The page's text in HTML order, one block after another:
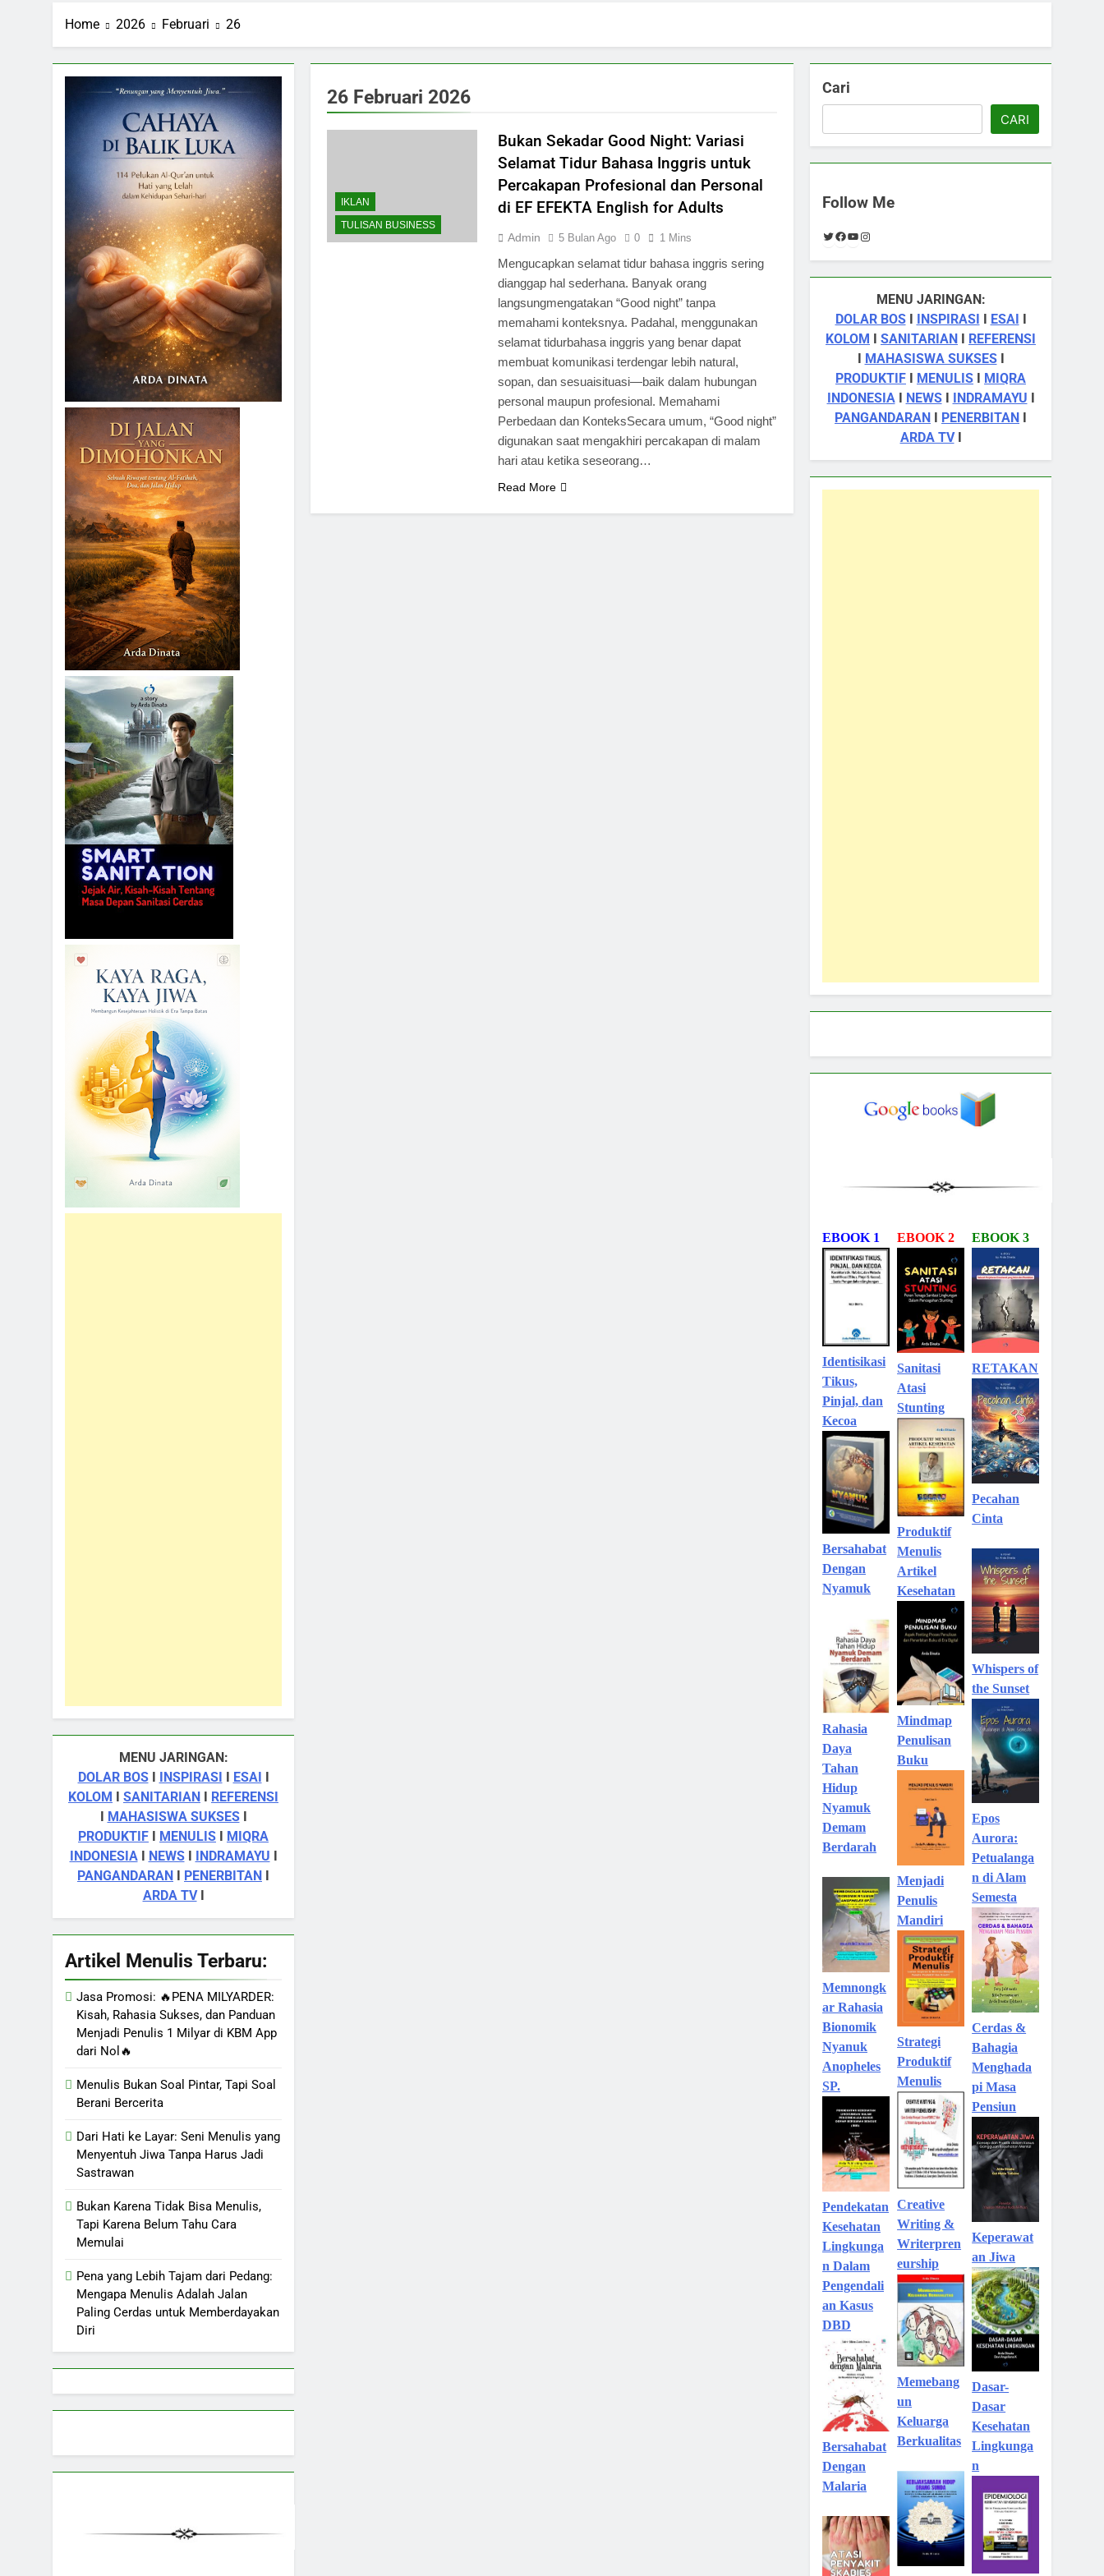
Home 2026 Februari 26
MENU JARINGAN:
DOLAR BOSIINSPIRASIIESAII
KOLOM I SANITARIAN I REFERENSI
IMAHASISWA SUKSESI
PRODUKTIF I MENULIS I MIQRA
INDONESIAINEWSIINDRAMAYUI
PANGANDARAN I PENERBITAN I
ARDA TVI
Artikel Menulis Terbaru:
Jasa Promosi: 🔥PENA MILYARDER:
Kisah, Rahasia Sukses, dan Panduan
Menjadi Penulis 1 Milyar di KBM App
dari Nol🔥
Menulis Bukan Soal Pintar, Tapi Soal
Berani Bercerita
Dari Hati ke Layar: Seni Menulis yang
Menyentuh Jiwa Tanpa Harus Jadi
Sastrawan
Bukan Karena Tidak Bisa Menulis,
Tapi Karena Belum Tahu Cara
Memulai
Pena yang Lebih Tajam dari Pedang:
Mengapa Menulis Adalah Jalan
Paling Cerdas untuk Memberdayakan
Diri
26 Februari 2026
IKLAN
TULISAN BUSINESS
Bukan Sekadar Good Night: Variasi
Selamat Tidur Bahasa Inggris untuk
Percakapan Profesional dan Personal
di EF EFEKTA English for Adults
Admin 5 Bulan Ago 0 1 Mins
Mengucapkan selamat tidur bahasa inggris sering
dianggap hal sederhana. Banyak orang
langsungmengatakan “Good night” tanpa
memahami konteksnya. Padahal, menggunakan
selamat tidurbahasa inggris yang benar dapat
membuat komunikasi terdengar lebih natural,
sopan, dan sesuaisituasi—baik dalam hubungan
personal maupun profesional. Memahami
Perbedaan dan KonteksSecara umum, “Good night”
digunakan saat mengakhiri percakapan di malam
hari atau ketika seseorang…
Read More
Cari
CARI
Follow Me
Twitter
Facebook
YouTube
MENU JARINGAN:
DOLAR BOSIINSPIRASIIESAII
KOLOM I SANITARIAN I REFERENSI
IMAHASISWA SUKSESI
PRODUKTIF I MENULIS I MIQRA
INDONESIAINEWSIINDRAMAYUI
PANGANDARAN I PENERBITAN I
ARDA TVI
EBOOK 1
Identisikasi
Tikus,
Pinjal, dan
Kecoa
Bersahabat
Dengan
Nyamuk
Rahasia
Daya
Tahan
Hidup
Nyamuk
Demam
Berdarah
Memnongk
ar Rahasia
Bionomik
Nyanuk
Anopheles
SP.
Pendekatan
Kesehatan
Lingkunga
n Dalam
Pengendali
an Kasus
DBD
Bersahabat
Dengan
Malaria
EBOOK 2
Sanitasi
Atasi
Stunting
Produktif
Menulis
Artikel
Kesehatan
Mindmap
Penulisan
Buku
Menjadi
Penulis
Mandiri
Strategi
Produktif
Menulis
Creative
Writing &
Writerpren
eurship
Memebang
un
Keluarga
Berkualitas
EBOOK 3
RETAKAN
Pecahan
Cinta
Whispers of
the Sunset
Epos
Aurora:
Petualanga
n di Alam
Semesta
Cerdas &
Bahagia
Menghada
pi Masa
Pensiun
Keperawat
an Jiwa
Dasar-
Dasar
Kesehatan
Lingkunga
n